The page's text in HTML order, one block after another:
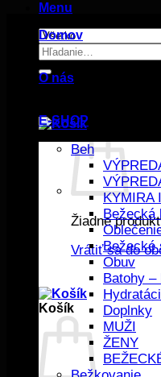
Menu
Hľadať:
Žiadne
Vrátiť sa do
Košík
Domov
O nás
E-SHOP
Beh
KYMIRA
Bežecká
Bežecké
Obuv
Batohy
Doplnky
MUŽI
ŽENY